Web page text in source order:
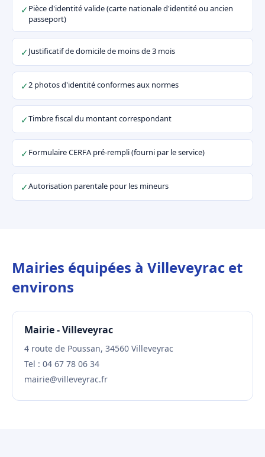
✓ Pièce d'identité valide (carte nationale d'identité ou ancien
passeport)
✓Justificatif de domicile de moins de 3 mois
✓2 photos d'identité conformes aux normes
✓Timbre fiscal du montant correspondant
✓ Formulaire CERFA pré-rempli (fourni par le service)
✓Autorisation parentale pour les mineurs
Mairies équipées à Villeveyrac et
environs
Mairie - Villeveyrac
4 route de Poussan, 34560 Villeveyrac
Tel : 04 67 78 06 34
mairie@villeveyrac.fr